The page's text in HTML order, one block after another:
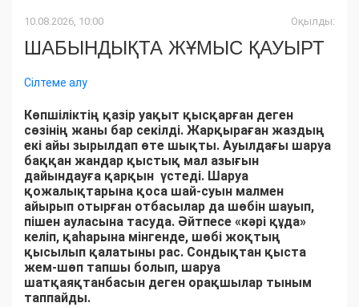
10.08.2026, 10:00 Оқылды:
ШАБЫНДЫҚТА ЖҰМЫС ҚАУЫРТ
Сілтеме алу
Көпшіліктің қазір уақыт қысқарған деген
сөзінің жаны бар секілді. Жарқыраған жаздың
екі айы зырылдап өте шықты. Ауылдағы шаруа
баққан жандар қыстық мал азығын
дайындауға қарқын үстеді. Шаруа
қожалықтарына қоса шай-суын малмен
айырып отырған отбасылар да шөбін шауып,
пішен ауласына тасуда. Әйтпесе «кәрі құда»
келіп, қаһарына мінгенде, шөбі жоқтың
қысылып қалатыны рас. Сондықтан қыста
жем-шөп тапшы болып, шаруа
шатқаяқтанбасын деген орақшылар тыным
таппайды.